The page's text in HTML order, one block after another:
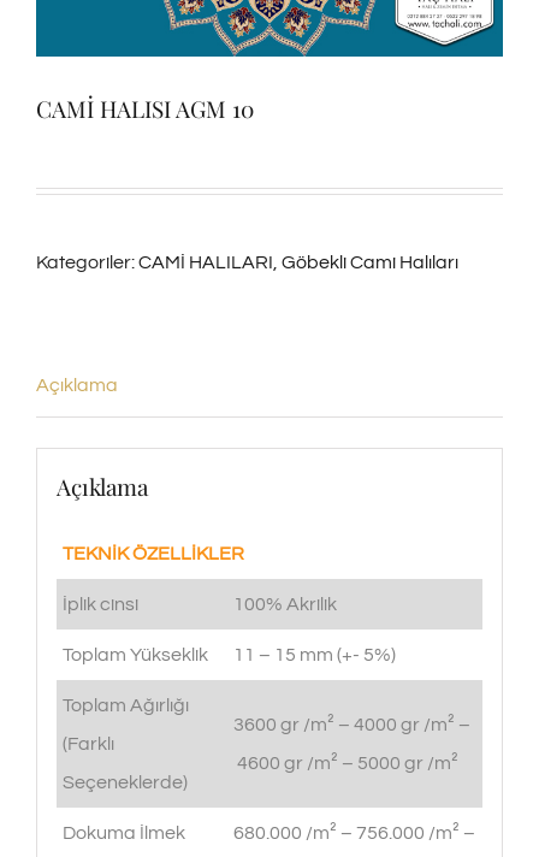
CAMİ HALISI AGM 10
Kategoriler:CAMİ HALILARI, Göbekli Cami Halıları
Açıklama
Açıklama
TEKNİK ÖZELLİKLER
İplik cinsi 100% Akrilik
Toplam Yükseklik 11 – 15 mm (+- 5%)
Toplam Ağırlığı
(Farklı
Seçeneklerde)
3600 gr /m² – 4000 gr /m² –
4600 gr /m² – 5000 gr /m²
Dokuma İlmek
680.000 /m² – 756.000 /m² –